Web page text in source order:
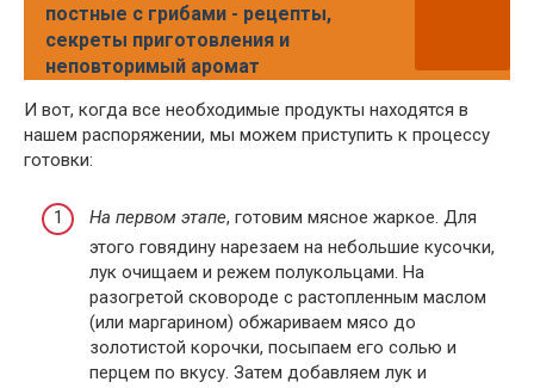
постные с грибами - рецепты,
секреты приготовления и
неповторимый аромат
И вот, когда все необходимые продукты находятся в
нашем распоряжении, мы можем приступить к процессу
готовки:
На первом этапе, готовим мясное жаркое. Для
этого говядину нарезаем на небольшие кусочки,
лук очищаем и режем полукольцами. На
разогретой сковороде с растопленным маслом
(или маргарином) обжариваем мясо до
золотистой корочки, посыпаем его солью и
перцем по вкусу. Затем добавляем лук и